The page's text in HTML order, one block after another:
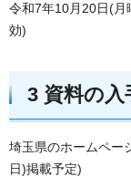
令和7年10月20日(
効)
3 資料の入
埼玉県のホームペー
日)掲載予定)